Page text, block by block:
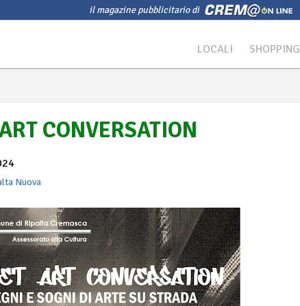
il magazine pubblicitario di
LOCALI SHOPPING
CONVERSATION
Nuova